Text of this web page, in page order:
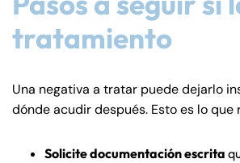
tratamiento
Una negativa a tratar puede dejarlo
dónde acudir después. Esto es lo que
Solicite documentación escrita